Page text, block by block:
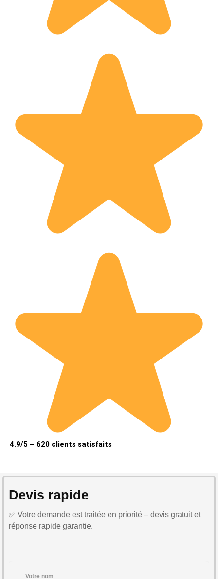
4.9/5 – 620 clients satisfaits
Devis rapide
✅ Votre demande est traitée en priorité – devis gratuit et
réponse rapide garantie.
Votre nom